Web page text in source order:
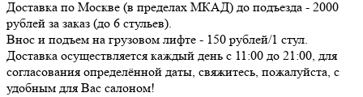
Доставка по Москве (в пределах МКАД) до подъезда - 2000
рублей за заказ (до 6 стульев).
Внос и подъем на грузовом лифте - 150 рублей/1 стул.
Доставка осуществляется каждый день с 11:00 до 21:00, для
согласования определённой даты, свяжитесь, пожалуйста, с
удобным для Вас салоном!